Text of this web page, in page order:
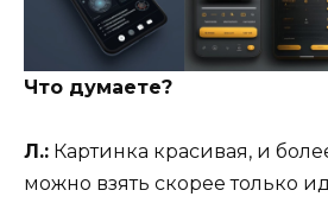
Что думаете?
Л.: Картинка красивая, и
можно взять скорее только